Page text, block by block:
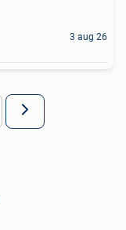
3 aug 26